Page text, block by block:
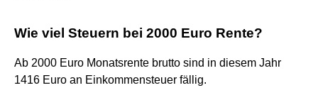
Wie viel Steuern bei 2000 Euro Rente?
Ab 2000 Euro Monatsrente brutto sind in diesem Jahr
1416 Euro an Einkommensteuer fällig.